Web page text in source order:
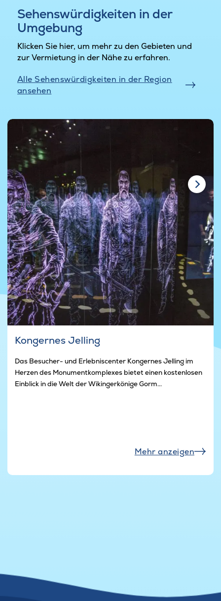
Sehenswürdigkeiten in der
Umgebung
Klicken Sie hier, um mehr zu den Gebieten und
zur Vermietung in der Nähe zu erfahren.
Alle Sehenswürdigkeiten in der Region
ansehen
Kongernes Jelling
Das Besucher- und Erlebniscenter Kongernes Jelling im
Herzen des Monumentkomplexes bietet einen kostenlosen
Einblick in die Welt der Wikingerkönige Gorm...
Mehr anzeigen